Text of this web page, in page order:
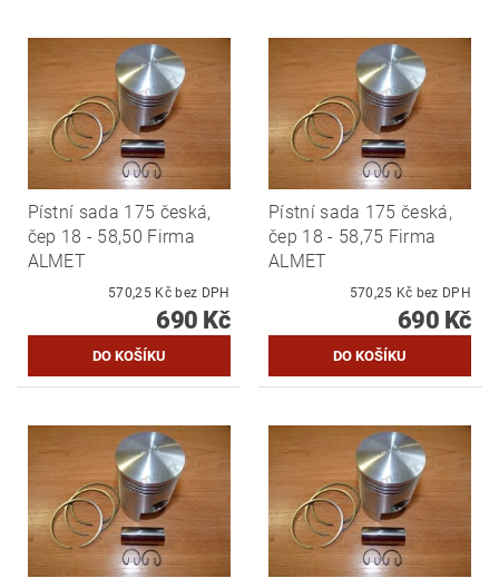
Pístní sada 175 česká,
čep 18 - 58,50 Firma
ALMET
570,25 Kč bez DPH
690 Kč
Pístní sada 175 česká,
čep 18 - 58,75 Firma
ALMET
570,25 Kč bez DPH
690 Kč